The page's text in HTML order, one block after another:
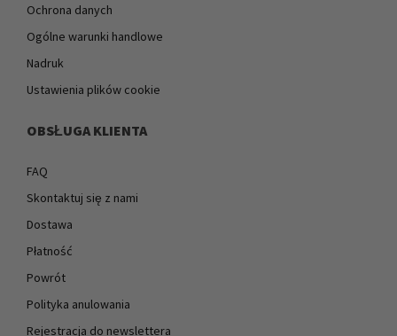
Ochrona danych
Ogólne warunki handlowe
Nadruk
Ustawienia plików cookie
OBSŁUGA KLIENTA
FAQ
Skontaktuj się z nami
Dostawa
Płatność
Powrót
Polityka anulowania
Rejestracja do newslettera